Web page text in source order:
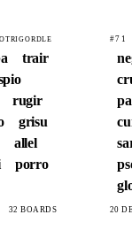
trair
rugir
grisu
allel
porro
32 BOARDS
#71
20